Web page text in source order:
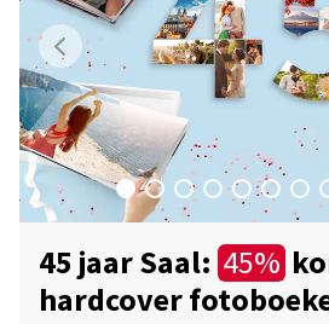
45 jaar Saal: 45%
hardcover